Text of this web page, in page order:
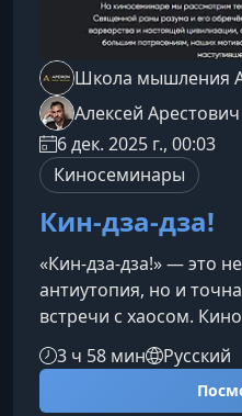
Школа мышления
Алексей Арестович
6 дек. 2025 г., 00:03
Киносеминары
Кин-дза-дза!
«Кин-дза-дза!» — это
антиутопия, но и
встречи с хаосом.
как устроено наше
неопределенность и
удерживать
3 ч 58 мин Русский